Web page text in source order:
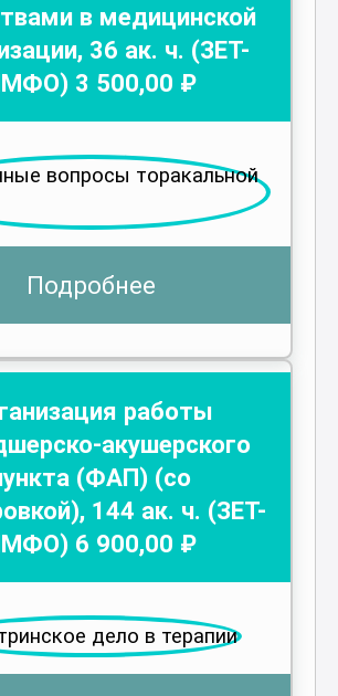
в медицинской
, 36 ак. ч. (ЗЕТ-
3 500,00 ₽
Подробнее
работы
акушерского
(ФАП) (со
, 144 ак. ч. (ЗЕТ-
6 900,00 ₽